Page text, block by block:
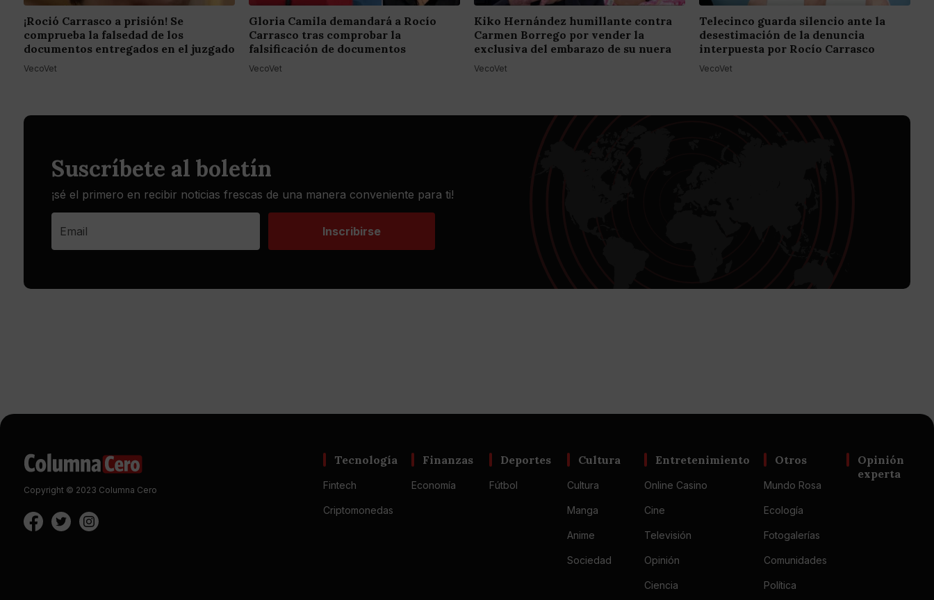
¡Roció Carrasco a prisión! Se
comprueba la falsedad de los
documentos entregados en el juzgado
VecoVet
Gloria Camila demandará a Rocío
Carrasco tras comprobar la
falsificación de documentos
VecoVet
Kiko Hernández humillante contra
Carmen Borrego por vender la
exclusiva del embarazo de su nuera
VecoVet
Telecinco guarda silencio ante la
desestimación de la denuncia
interpuesta por Rocío Carrasco
VecoVet
Suscríbete al boletín
¡sé el primero en recibir noticias frescas de una manera conveniente para ti!
Inscribirse
Copyright © 2023 Columna Cero
Tecnología
Fintech
Criptomonedas
Finanzas
Economía
Deportes
Fútbol
Cultura
Cultura
Manga
Anime
Sociedad
Entretenimiento
Online Casino
Cine
Televisión
Opinión
Ciencia
Otros
Mundo Rosa
Ecología
Fotogalerías
Comunidades
Política
Opinión
experta